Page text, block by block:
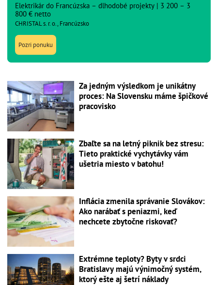
Elektrikár do Francúzska – dlhodobé projekty | 3 200 – 3
800 € netto
CHRISTAL s. r. o., Francúzsko
Pozri ponuku
Za jedným výsledkom je unikátny
proces: Na Slovensku máme špičkové
pracovisko
Zbaľte sa na letný piknik bez stresu:
Tieto praktické vychytávky vám
ušetria miesto v batohu!
Inflácia zmenila správanie Slovákov:
Ako narábať s peniazmi, keď
nechcete zbytočne riskovať?
Extrémne teploty? Byty v srdci
Bratislavy majú výnimočný systém,
ktorý ešte aj šetrí náklady